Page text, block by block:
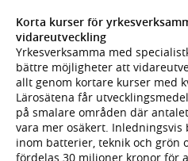
Korta kurser för
vidareutveckling
Yrkesverksamma med
bättre möjligheter att
allt genom kortare kurser med
Lärosätena får
på smalare områden där
vara mer osäkert.
inom batterier, teknik och grön
fördelas 30 miljoner kronor för